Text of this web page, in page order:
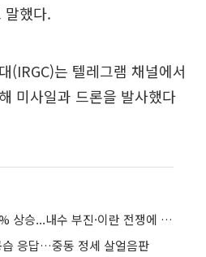
말했다.
(IRGC)는 텔레그램 채널에서
미사일과 드론을 발사했다
중국 5월 생산자물가 3.9% 상승...내수 부진·이란 전쟁에 기업 수익성 타격
응답…중동 정세 살얼음판